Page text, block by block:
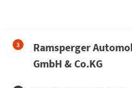
3
Ramsperger
GmbH & Co.KG